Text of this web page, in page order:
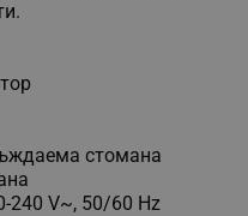
стомана
240 V~, 50/60 Hz